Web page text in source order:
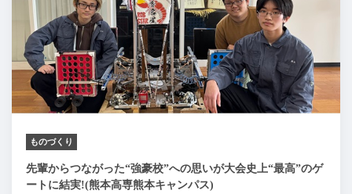
ものづくり
先輩からつながった“強豪校”への思いが大会史上“最高”のゲ
ートに結実!(熊本高専熊本キャンパス)